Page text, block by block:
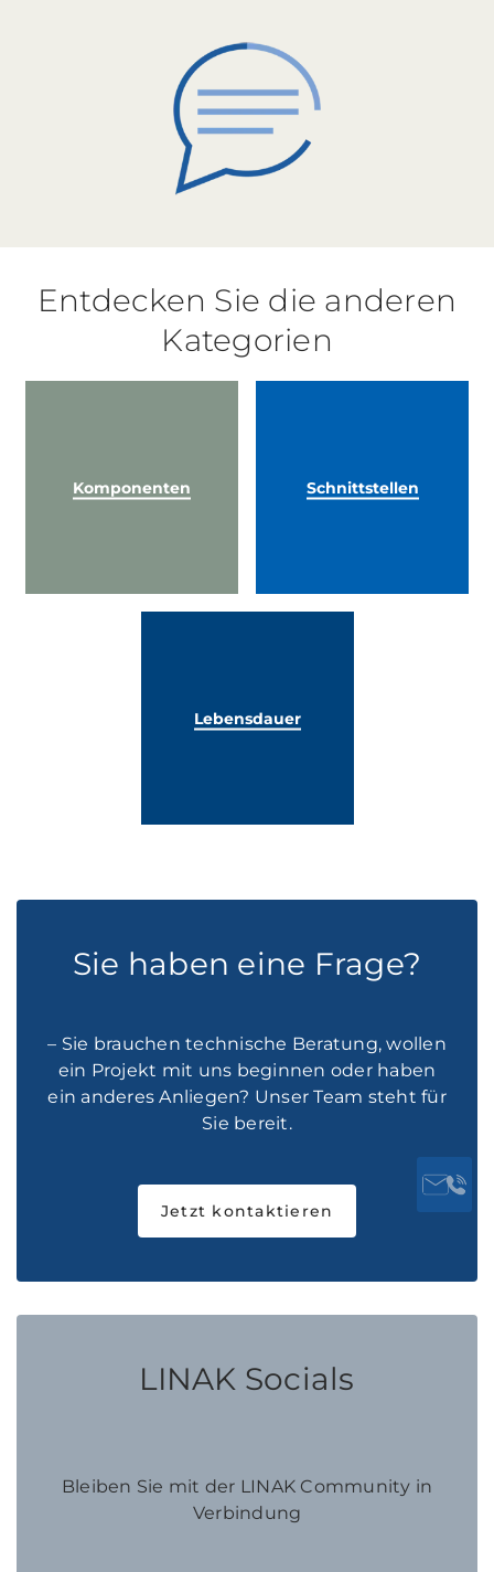
Entdecken Sie die anderen
Kategorien
Komponenten Schnittstellen
Lebensdauer
Sie haben eine Frage?
– Sie brauchen technische Beratung, wollen
ein Projekt mit uns beginnen oder haben
ein anderes Anliegen? Unser Team steht für
Sie bereit.
Jetzt kontaktieren
LINAK Socials
Bleiben Sie mit der LINAK Community in
Verbindung